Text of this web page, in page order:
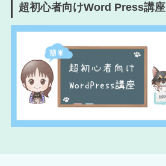
超初心者向けWord Press講座